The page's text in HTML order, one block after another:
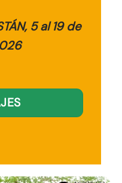
5 al 19 de